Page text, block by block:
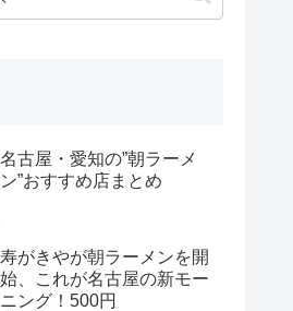
名古屋・愛知の”朝ラーメ
ン”おすすめ店まとめ
寿がきやが朝ラーメンを開
始、これが名古屋の新モー
ニング！500円